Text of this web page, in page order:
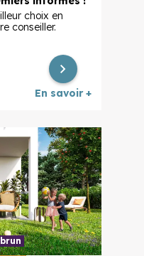
choix en
conseiller.
En savoir +